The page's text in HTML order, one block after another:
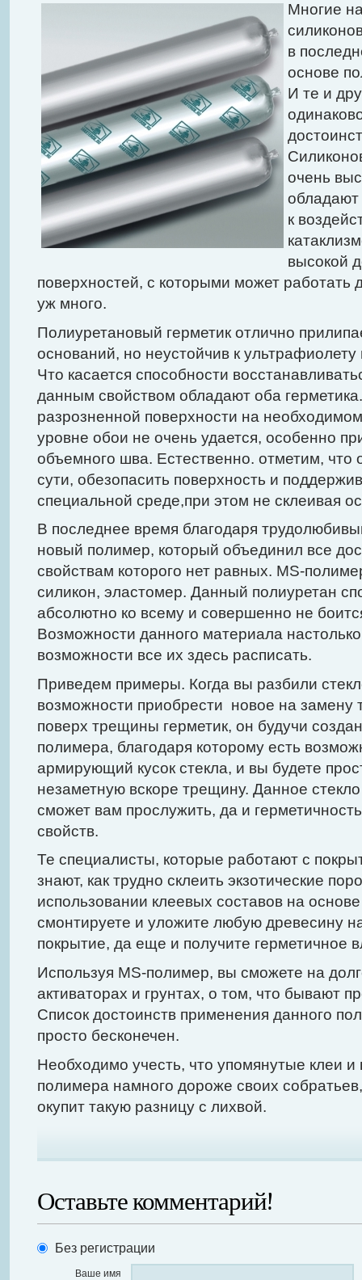
Многие
в
основе
И те и
очень
к
высокой
поверхностей, с которыми может работать
уж много.
Полиуретановый герметик отлично
оснований, но неустойчив к
Что касается способности
данным свойством обладают оба
разрозненной поверхности на
уровне обои не очень удается, особенно
объемного шва. Естественно. отметим, что
сути, обезопасить поверхность и
специальной среде,при этом не склеивая
В последнее время благодаря
новый полимер, который объединил все
свойствам которого нет равных. MS-
силикон, эластомер. Данный полиуретан
абсолютно ко всему и совершенно не
Возможности данного материала
возможности все их здесь расписать.
Приведем примеры. Когда вы разбили
возможности приобрести новое на замену
поверх трещины герметик, он будучи
полимера, благодаря которому есть
армирующий кусок стекла, и вы будете
незаметную вскоре трещину. Данное
сможет вам прослужить, да и
свойств.
Те специалисты, которые работают с
знают, как трудно склеить экзотические
использовании клеевых составов на
смонтируете и уложите любую древесину
покрытие, да еще и получите герметичное
Используя MS-полимер, вы сможете на
активаторах и грунтах, о том, что бывают
Список достоинств применения данного
просто бесконечен.
Необходимо учесть, что упомянутые клеи и
полимера намного дороже своих
окупит такую разницу с лихвой.
Оставьте комментарий!
Без регистрации
Ваше имя